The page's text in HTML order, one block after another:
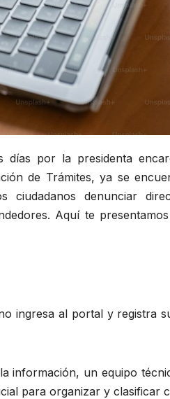
por la presidenta
de Trámites, ya se
ciudadanos denunciar
Aquí te
ingresa al portal y registra
información, un equipo
para organizar y clasificar